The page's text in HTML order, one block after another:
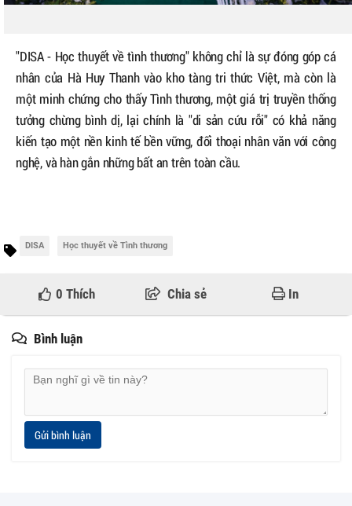
"DISA - Học thuyết về tình thương" không chỉ là sự đóng góp cá
nhân của Hà Huy Thanh vào kho tàng tri thức Việt, mà còn là
một minh chứng cho thấy Tình thương, một giá trị truyền thống
tưởng chừng bình dị, lại chính là "di sản cứu rỗi" có khả năng
kiến tạo một nền kinh tế bền vững, đối thoại nhân văn với công
nghệ, và hàn gắn những bất an trên toàn cầu.
DISA Học thuyết về Tình thương
0 Thích Chia sẻ In
Bình luận
Gửi bình luận